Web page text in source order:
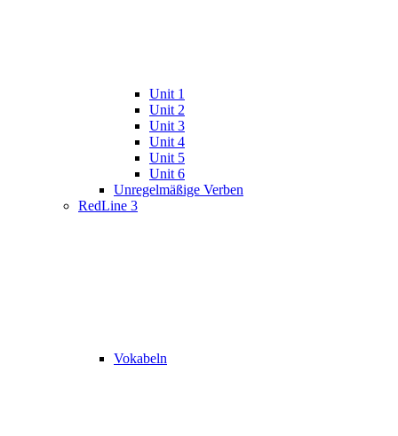
Unit 1
Unit 2
Unit 3
Unit 4
Unit 5
Unit 6
Unregelmäßige Verben
RedLine 3
Vokabeln